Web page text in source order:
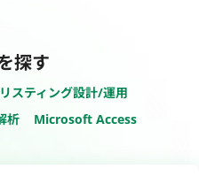
探す
リスティング設計/運用
析 Microsoft Access